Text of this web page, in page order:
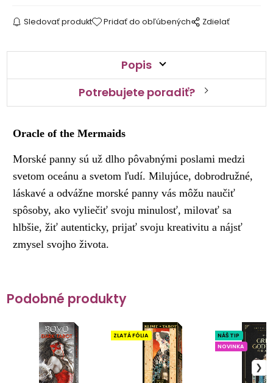
Sledovať produkt Pridať do obľúbených Zdielať
Popis
Potrebujete poradiť?
Oracle of the Mermaids
Morské panny sú už dlho pôvabnými poslami medzi
svetom oceánu a svetom ľudí. Milujúce, dobrodružné,
láskavé a odvážne morské panny vás môžu naučiť
spôsoby, ako vyliečiť svoju minulosť, milovať sa
hlbšie, žiť autenticky, prijať svoju kreativitu a nájsť
zmysel svojho života.
Podobné produkty
ZLATÁ FÓLIA
NÁŠ TIP
NOVINKA